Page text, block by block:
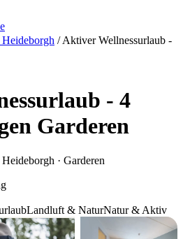
/ Aktiver Wellnessurlaub -
- 4
Garderen
· Garderen
Landluft & NaturNatur & Aktiv